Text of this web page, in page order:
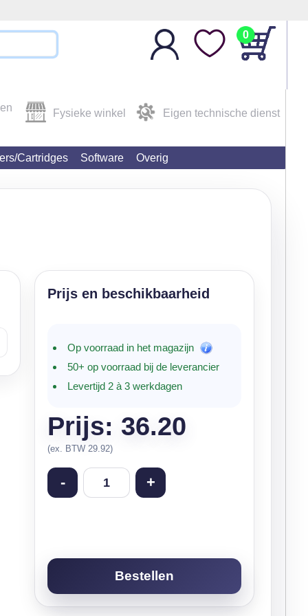
0
Fysieke winkel Eigen technische dienst
Cartridges Software Overig
Op voorraad in het magazijn
50+ op voorraad bij de leverancier
Levertijd 2 à 3 werkdagen
Prijs: 36.20
(ex. BTW 29.92)
- +
Bestellen